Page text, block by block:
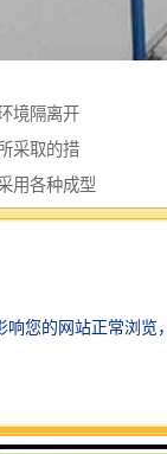
境隔离开
采取的措
用各种成型
护栏防护网
×1.7米，两
与上下边
设4个螺栓